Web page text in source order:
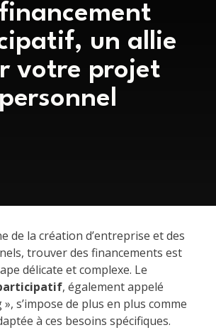
un allie
votre projet
personnel
de la création d’entreprise et des
trouver des financements est
délicate et complexe. Le
, également appelé
s’impose de plus en plus comme
à ces besoins spécifiques.